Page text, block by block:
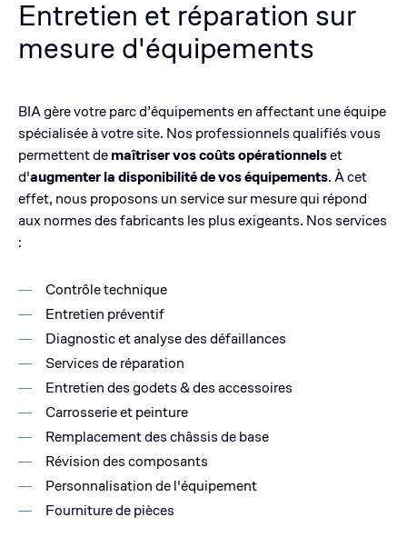
Entretien et réparation sur
mesure d'équipements
BIA gère votre parc d’équipements en affectant une équipe
spécialisée à votre site. Nos professionnels qualifiés vous
permettent demaîtriser vos coûts opérationnelset
d'augmenter la disponibilité de vos équipements. À cet
effet, nous proposons un service sur mesure qui répond
aux normes des fabricants les plus exigeants. Nos services
:
Contrôle technique
Entretien préventif
Diagnostic et analyse des défaillances
Services de réparation
Entretien des godets & des accessoires
Carrosserie et peinture
Remplacement des châssis de base
Révision des composants
Personnalisation de l'équipement
Fourniture de pièces